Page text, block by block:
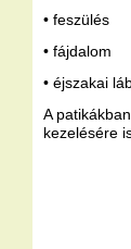
• feszülés
• fájdalom
• éjszakai
A
kezelésére